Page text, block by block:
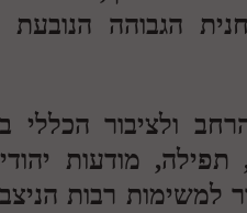
הגבוהה
ולציבור הכללי
תפילה, מודעות
למשימות רבות